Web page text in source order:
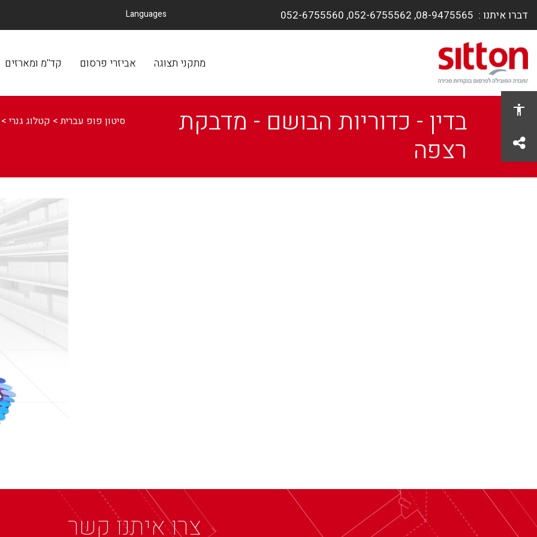
share
דברו איתנו : 08-9475565, ​052-6755562, 052-6755560
Languages
מתקני תצוגהמתקני תצוגה
אביזרי פרסום אביזרי פרסום
קד''מ ומארזים
בדין - כדוריות הבושם - מדבקת
רצפה
סיטון פופ עברית> קטלוג גנרי >
צרו איתנו קשר